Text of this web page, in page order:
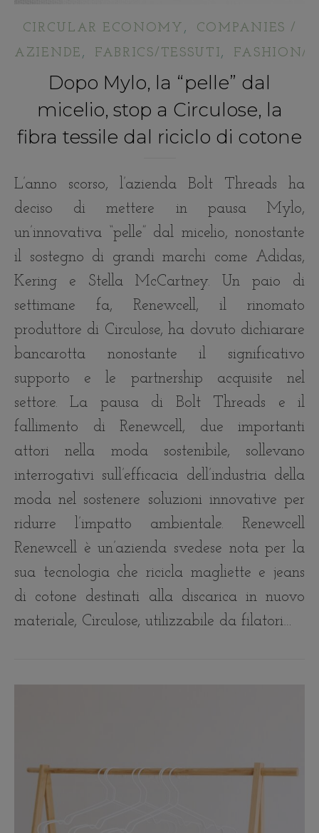
CIRCULAR ECONOMY ,
COMPANIES /
AZIENDE , FABRICS/TESSUTI, FASHION/
Dopo Mylo, la “pelle” dal
micelio, stop a Circulose, la
fibra tessile dal riciclo di cotone
L’anno scorso, l’azienda Bolt Threads ha
deciso di mettere in pausa Mylo,
un’innovativa “pelle” dal micelio, nonostante
il sostegno di grandi marchi come Adidas,
Kering e Stella McCartney. Un paio di
settimane fa, Renewcell, il rinomato
produttore di Circulose, ha dovuto dichiarare
bancarotta nonostante il significativo
supporto e le partnership acquisite nel
settore. La pausa di Bolt Threads e il
fallimento di Renewcell, due importanti
attori nella moda sostenibile, sollevano
interrogativi sull’efficacia dell’industria della
moda nel sostenere soluzioni innovative per
ridurre l’impatto ambientale. Renewcell
Renewcell è un’azienda svedese nota per la
sua tecnologia che ricicla magliette e jeans
di cotone destinati alla discarica in nuovo
materiale, Circulose, utilizzabile da filatori…